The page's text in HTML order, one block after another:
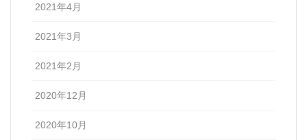
2021年4月
2021年3月
2021年2月
2020年12月
2020年10月